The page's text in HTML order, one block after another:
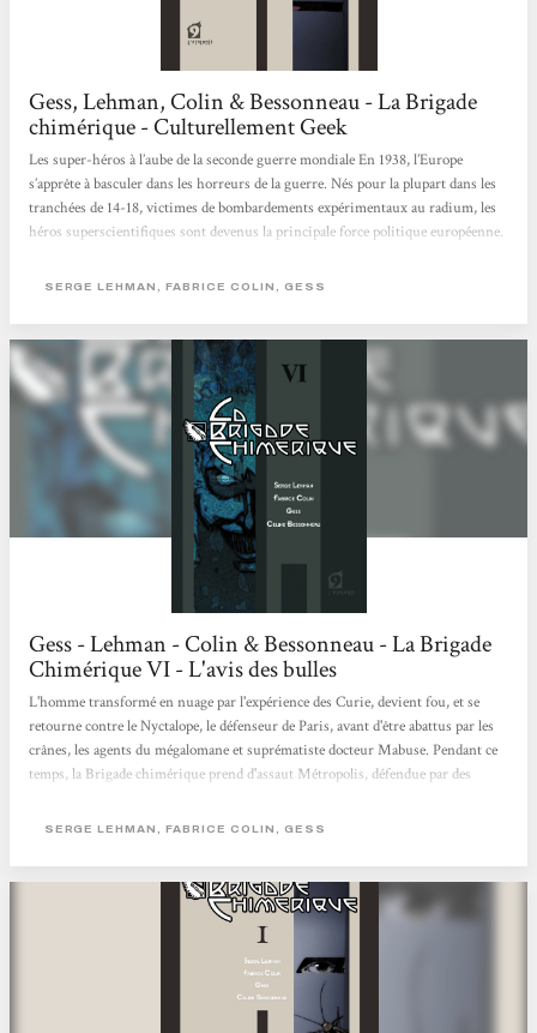
Gess, Lehman, Colin & Bessonneau - La Brigade
chimérique - Culturellement Geek
Les super-héros à l’aube de la seconde guerre mondiale En 1938, l’Europe
s’apprête à basculer dans les horreurs de la guerre. Nés pour la plupart dans les
tranchées de 14-18, victimes de bombardements expérimentaux au radium, les
héros superscientifiques sont devenus la principale force politique européenne.
londonien, est le protecteur officiel de Paris, désigné dans des circonstances
SERGE LEHMAN, FABRICE COLIN, GESS
Gess - Lehman - Colin & Bessonneau - La Brigade
Chimérique VI - L'avis des bulles
L'homme transformé en nuage par l'expérience des Curie, devient fou, et se
retourne contre le Nyctalope, le défenseur de Paris, avant d'être abattus par les
crânes, les agents du mégalomane et suprématiste docteur Mabuse. Pendant ce
temps, la Brigade chimérique prend d'assaut Métropolis, défendue par des
tome 6 s'achève la saga de la désormais mythique Brigade chimérique, où
culture populaire...
SERGE LEHMAN, FABRICE COLIN, GESS